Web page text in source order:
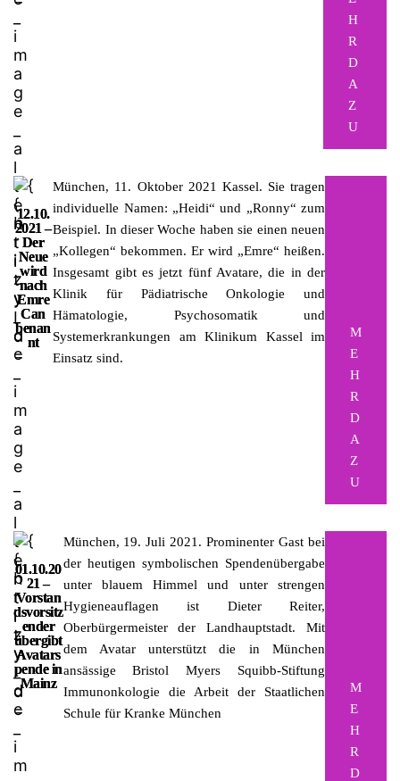
H
R
D
A
Z
U
12.10.
2021 –
Der
Neue
wird
nach
Emre
Can
benan
nt
München, 11. Oktober 2021 Kassel. Sie tragen
individuelle Namen: „Heidi“ und „Ronny“ zum
Beispiel. In dieser Woche haben sie einen neuen
„Kollegen“ bekommen. Er wird „Emre“ heißen.
Insgesamt gibt es jetzt fünf Avatare, die in der
Klinik für Pädiatrische Onkologie und
Hämatologie, Psychosomatik und
Systemerkrankungen am Klinikum Kassel im
Einsatz sind.
M
E
H
R
D
A
Z
U
01.10.20
21 –
Vorstan
dsvorsitz
ender
übergibt
Avatars
pende in
Mainz
München, 19. Juli 2021. Prominenter Gast bei
der heutigen symbolischen Spendenübergabe
unter blauem Himmel und unter strengen
Hygieneauflagen ist Dieter Reiter,
Oberbürgermeister der Landhauptstadt. Mit
dem Avatar unterstützt die in München
ansässige Bristol Myers Squibb-Stiftung
Immunonkologie die Arbeit der Staatlichen
Schule für Kranke München
M
E
H
R
D